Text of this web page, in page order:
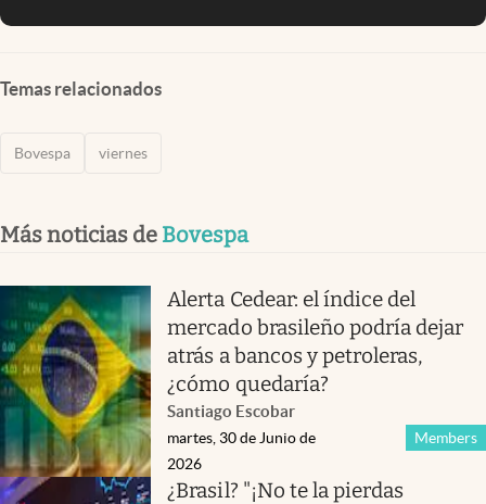
Temas relacionados
Bovespa viernes
Más noticias de Bovespa
Alerta Cedear: el índice del
mercado brasileño podría dejar
atrás a bancos y petroleras,
¿cómo quedaría?
Santiago Escobar
Members
martes, 30 de Junio de
2026
¿Brasil? "¡No te la pierdas